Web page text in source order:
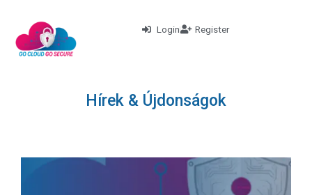
Login Register
Hírek & Újdonságok